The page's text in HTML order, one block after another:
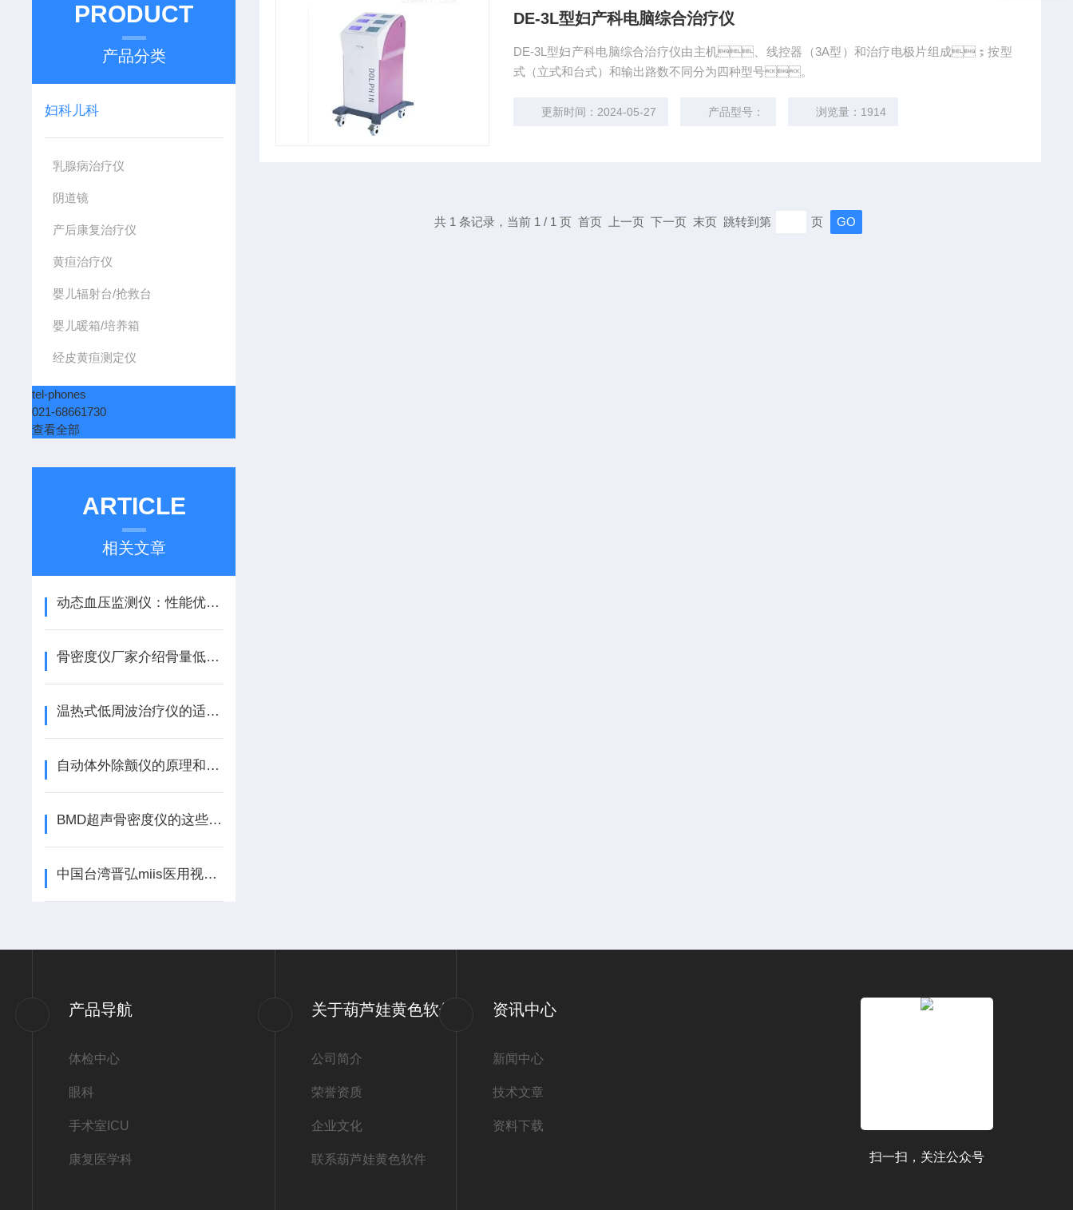
PRODUCT
产品分类
妇科儿科
乳腺病治疗仪
阴道镜
产后康复治疗仪
黄疸治疗仪
婴儿辐射台/抢救台
婴儿暖箱/培养箱
经皮黄疸测定仪
tel-phones
021-68661730
查看全部
ARTICLE
相关文章
动态血压监测仪：性能优点和应用前景说明
骨密度仪厂家介绍骨量低下的解决方案
温热式低周波治疗仪的适应症和产品特点介绍
自动体外除颤仪的原理和四个使用步骤
BMD超声骨密度仪的这些使用问题你遇到过吗？
中国台湾晋弘miis医用视频数码鼓膜检耳镜
DE-3L型妇产科电脑综合治疗仪
DE-3L型妇产科电脑综合治疗仪由主机、线控器（3A型）和治疗电极片组成；按型
式（立式和台式）和输出路数不同分为四种型号。
更新时间：2024-05-27 产品型号： 浏览量：1914
共 1 条记录，当前 1 / 1 页 首页 上一页 下一页 末页 跳转到第 页
产品导航
体检中心
眼科
手术室ICU
康复医学科
关于葫芦娃黄色软件
公司简介
荣誉资质
企业文化
联系葫芦娃黄色软件
资讯中心
新闻中心
技术文章
资料下载
扫一扫，关注公众号